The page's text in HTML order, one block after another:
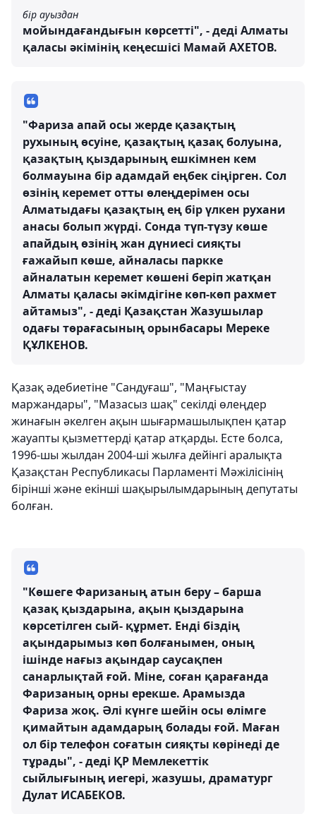
бір ауыздан
мойындағандығын көрсетті", - деді Алматы
қаласы әкімінің кеңесшісі Мамай АХЕТОВ.
"Фариза апай осы жерде қазақтың
рухының өсуіне, қазақтың қазақ болуына,
қазақтың қыздарының ешкімнен кем
болмауына бір адамдай еңбек сіңірген. Сол
өзінің керемет отты өлеңдерімен осы
Алматыдағы қазақтың ең бір үлкен рухани
анасы болып жүрді. Сонда түп-түзу көше
апайдың өзінің жан дүниесі сияқты
ғажайып көше, айналасы паркке
айналатын керемет көшені беріп жатқан
Алматы қаласы әкімдігіне көп-көп рахмет
айтамыз", - деді Қазақстан Жазушылар
одағы төрағасының орынбасары Мереке
ҚҰЛКЕНОВ.
Қазақ әдебиетіне "Сандуғаш", "Маңғыстау
маржандары", "Мазасыз шақ" секілді өлеңдер
жинағын әкелген ақын шығармашылықпен қатар
жауапты қызметтерді қатар атқарды. Есте болса,
1996-шы жылдан 2004-ші жылға дейінгі аралықта
Қазақстан Республикасы Парламенті Мәжілісінің
бірінші және екінші шақырылымдарының депутаты
болған.
"Көшеге Фаризаның атын беру – барша
қазақ қыздарына, ақын қыздарына
көрсетілген сый- құрмет. Енді біздің
ақындарымыз көп болғанымен, оның
ішінде нағыз ақындар саусақпен
санарлықтай ғой. Міне, соған қарағанда
Фаризаның орны ерекше. Арамызда
Фариза жоқ. Әлі күнге шейін осы өлімге
қимайтын адамдарың болады ғой. Маған
ол бір телефон соғатын сияқты көрінеді де
тұрады", - деді ҚР Мемлекеттік
сыйлығының иегері, жазушы, драматург
Дулат ИСАБЕКОВ.